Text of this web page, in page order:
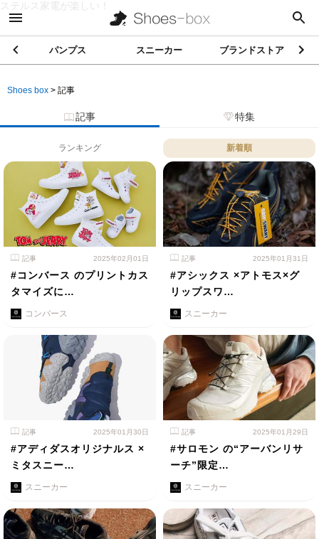
ステルス家電が楽しい！
パンプス スニーカー ブランドストア
Shoes box > 記事
記事 特集
ランキング 新着順
記事 2025年02月01日
#コンバース のプリントカス
タマイズに…
コンバース
記事 2025年01月31日
#アシックス ×アトモス×グ
リップスワ…
スニーカー
記事 2025年01月30日
#アディダスオリジナルス ×
ミタスニー…
スニーカー
記事 2025年01月29日
#サロモン の“アーバンリサ
ーチ”限定…
スニーカー